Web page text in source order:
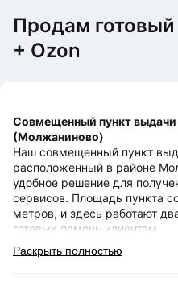
Продам
+ Ozon
Совмещенный пункт
(Молжаниново)
Наш совмещенный пункт
расположенный в районе
удобное решение для
сервисов. Площадь пункта
метров, и здесь работают
готовых помочь клиентам.
Комиссия для клиентов
Раскрыть полностью